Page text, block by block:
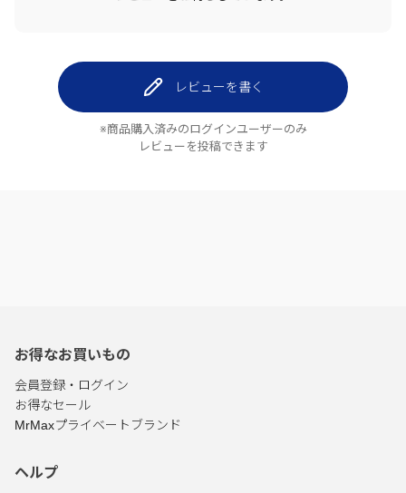
レビューを書く
※商品購入済みのログインユーザーのみ
レビューを投稿できます
お得なお買いもの
会員登録・ログイン
お得なセール
MrMaxプライベートブランド
ヘルプ